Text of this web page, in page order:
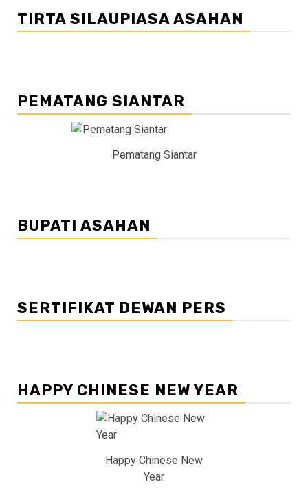
TIRTA SILAUPIASA ASAHAN
PEMATANG SIANTAR
Pematang Siantar
BUPATI ASAHAN
SERTIFIKAT DEWAN PERS
HAPPY CHINESE NEW YEAR
Happy Chinese New
Year